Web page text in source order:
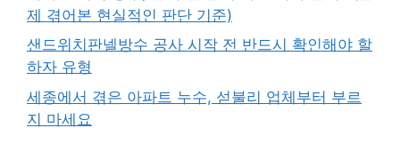
제 겪어본 현실적인 판단 기준)
샌드위치판넬방수 공사 시작 전 반드시 확인해야 할
하자 유형
세종에서 겪은 아파트 누수, 섣불리 업체부터 부르
지 마세요